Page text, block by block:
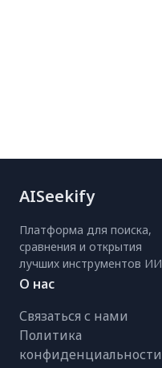
AISeekify
Платформа для поиска,
сравнения и открытия
лучших инструментов ИИ
О нас
Связаться с нами
Политика
конфиденциальности